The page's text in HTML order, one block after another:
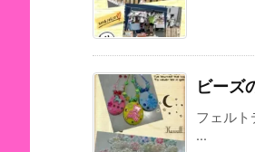
ビーズ
フェルト
...